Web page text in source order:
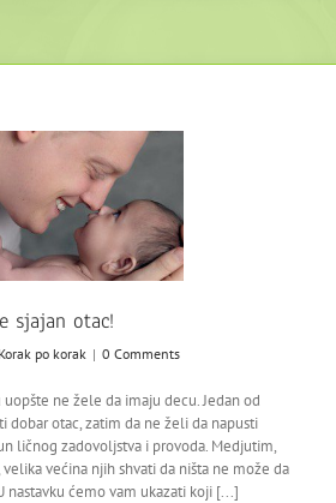
10 saveta da budete sjajan
sjajan otac!
Korak po korak | 0 Comments
ne žele da imaju decu. Jedan od
dobar otac, zatim da ne želi da napusti
ličnog zadovoljstva i provoda. Medjutim,
većina njih shvati da ništa ne može da
nastavku ćemo vam ukazati koji [...]